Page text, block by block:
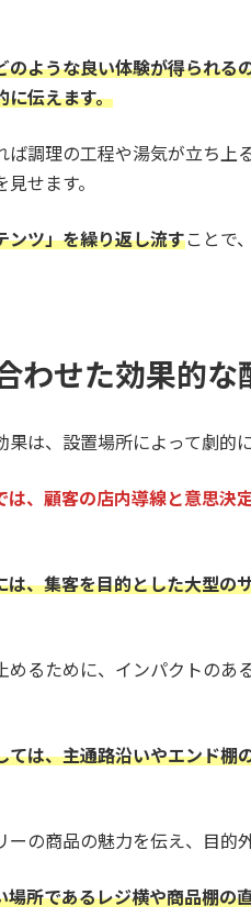
のような良い体験が得られる
に伝えます。
ば調理の工程や湯気が立ち上
せます。
ンツ」を繰り返し流すことで
わせた効果的な
は、設置場所によって劇的に
は、顧客の店内導線と意思決
は、集客を目的とした大型の
めるために、インパクトのあ
ては、主通路沿いやエンド棚
ーの商品の魅力を伝え、目的
場所であるレジ横や商品棚の